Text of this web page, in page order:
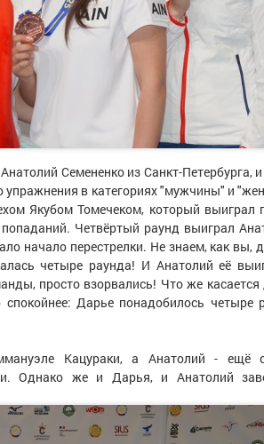
Семененко из Санкт-Петербурга,
упражнения в категориях "мужчины" и
Якубом Томечеком, который выиграл
Четвёртый раунд выиграл
начало перестрелки. Не знаем, как вы,
четыре раунда! И Анатолий её
просто взорвались! Что же
Дарье понадобилось четыре
Кацураки, а Анатолий - ещё
Однако же и Дарья, и Анатолий